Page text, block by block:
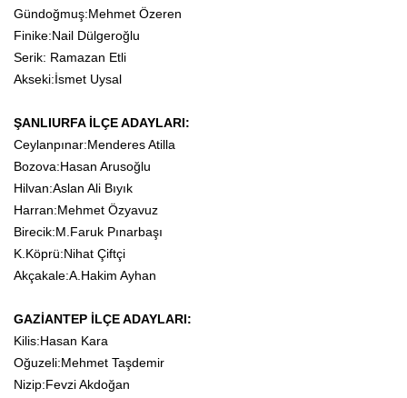
Gündoğmuş:Mehmet Özeren
Finike:Nail Dülgeroğlu
Serik: Ramazan Etli
Akseki:İsmet Uysal
ŞANLIURFA İLÇE ADAYLARI:
Ceylanpınar:Menderes Atilla
Bozova:Hasan Arusoğlu
Hilvan:Aslan Ali Bıyık
Harran:Mehmet Özyavuz
Birecik:M.Faruk Pınarbaşı
K.Köprü:Nihat Çiftçi
Akçakale:A.Hakim Ayhan
GAZİANTEP İLÇE ADAYLARI:
Kilis:Hasan Kara
Oğuzeli:Mehmet Taşdemir
Nizip:Fevzi Akdoğan